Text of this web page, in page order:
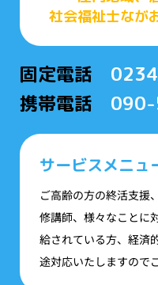
社会福祉士なが
固定電話
携帯電話
サービスメニュ
ご高齢の方の終活支援
修講師、様々なことに
給されている方、経済
途対応いたしますので